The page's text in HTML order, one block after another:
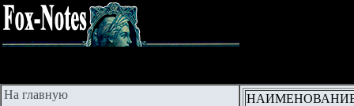
На главную